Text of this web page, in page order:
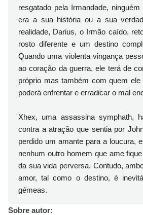
resgatado pela Irmandade,
era a sua história ou a sua
realidade, Darius, o Irmão caído,
rosto diferente e um destino
Quando uma violenta vingança
ao coração da guerra, ele terá de
próprio mas também com quem
poderá enfrentar e erradicar o mal
Xhex, uma assassina symphath,
contra a atração que sentia por
perdido um amante para a loucura,
nenhum outro homem que ame
da sua vida perversa. Contudo,
amor, tal como o destino, é
gémeas.
Sobre autor: